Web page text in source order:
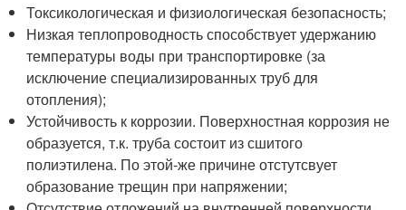
Токсикологическая и физиологическая безопасность;
Низкая теплопроводность способствует удержанию
температуры воды при транспортировке (за
исключение специализированных труб для
отопления);
Устойчивость к коррозии. Поверхностная коррозия не
образуется, т.к. труба состоит из сшитого
полиэтилена. По этой-же причине отстутсвует
образование трещин при напряжении;